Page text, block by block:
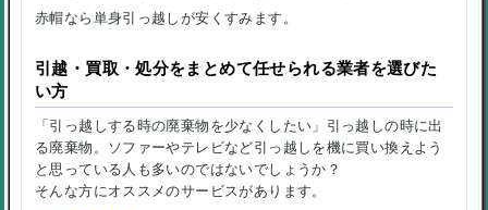
赤帽なら単身引っ越しが安くすみます。
引越・買取・処分をまとめて任せられる業者を選びた
い方
「引っ越しする時の廃棄物を少なくしたい」引っ越しの時に出
る廃棄物。ソファーやテレビなど引っ越しを機に買い換えよう
と思っている人も多いのではないでしょうか？
そんな方にオススメのサービスがあります。